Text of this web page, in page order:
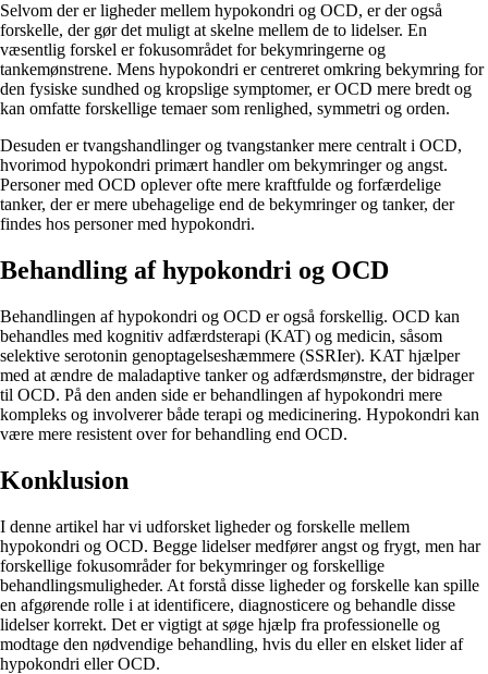
Selvom der er ligheder mellem hypokondri og OCD, er der også
forskelle, der gør det muligt at skelne mellem de to lidelser. En
væsentlig forskel er fokusområdet for bekymringerne og
tankemønstrene. Mens hypokondri er centreret omkring bekymring for
den fysiske sundhed og kropslige symptomer, er OCD mere bredt og
kan omfatte forskellige temaer som renlighed, symmetri og orden.
Desuden er tvangshandlinger og tvangstanker mere centralt i OCD,
hvorimod hypokondri primært handler om bekymringer og angst.
Personer med OCD oplever ofte mere kraftfulde og forfærdelige
tanker, der er mere ubehagelige end de bekymringer og tanker, der
findes hos personer med hypokondri.
Behandling af hypokondri og OCD
Behandlingen af hypokondri og OCD er også forskellig. OCD kan
behandles med kognitiv adfærdsterapi (KAT) og medicin, såsom
selektive serotonin genoptagelseshæmmere (SSRIer). KAT hjælper
med at ændre de maladaptive tanker og adfærdsmønstre, der bidrager
til OCD. På den anden side er behandlingen af hypokondri mere
kompleks og involverer både terapi og medicinering. Hypokondri kan
være mere resistent over for behandling end OCD.
Konklusion
I denne artikel har vi udforsket ligheder og forskelle mellem
hypokondri og OCD. Begge lidelser medfører angst og frygt, men har
forskellige fokusområder for bekymringer og forskellige
behandlingsmuligheder. At forstå disse ligheder og forskelle kan spille
en afgørende rolle i at identificere, diagnosticere og behandle disse
lidelser korrekt. Det er vigtigt at søge hjælp fra professionelle og
modtage den nødvendige behandling, hvis du eller en elsket lider af
hypokondri eller OCD.